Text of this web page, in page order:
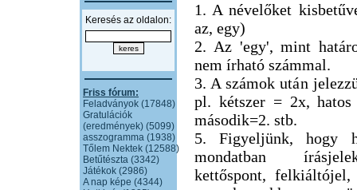
Keresés az oldalon:
Friss fórum:
Feladványok (17848)
Gratulációk
(eredmények) (5099)
asszogramma (1938)
Tőlem Nektek (12588)
Betűtészta (3342)
Játékok (2986)
A nap képe (4344)
1. A névelőket
az, egy)
2. Az 'egy', mint
nem írható számmal.
3. A számok után
pl. kétszer = 2x,
második=2. stb.
5. Figyeljünk, hogy
mondatban
kettőspont,